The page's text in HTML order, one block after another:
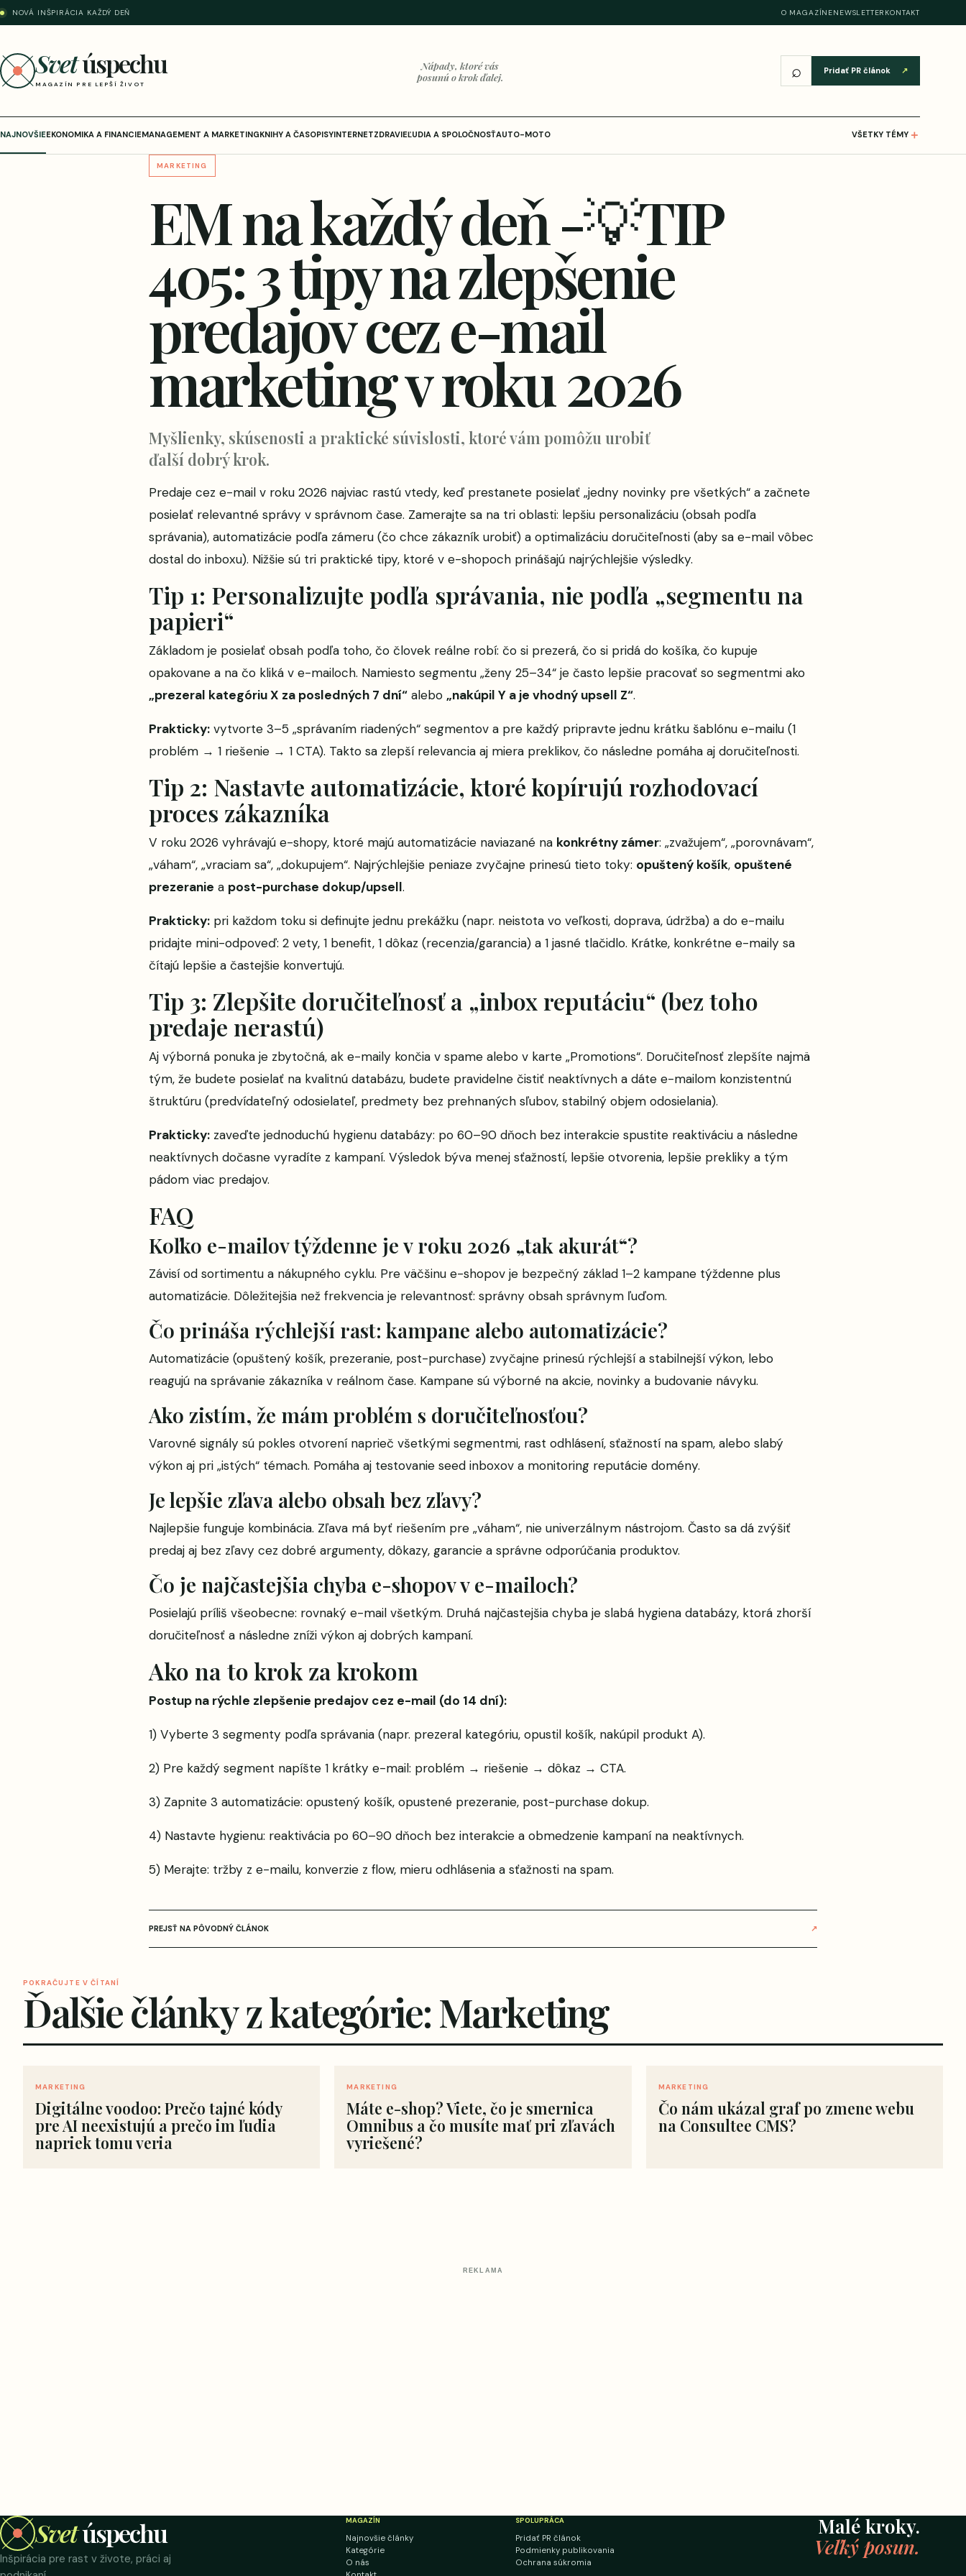
NOVÁ INŠPIRÁCIA KAŽDÝ DEŇ O MAGAZÍNENEWSLETTER KONTAKT
Svetúspechu
MAGAZÍN PRE LEPŠÍ ŽIVOT
Nápady, ktoré vás
posunú o krok ďalej.
⌕ Pridať PR článok ↗
NAJNOVŠIEEKONOMIKA A FINANCIEMANAGEMENT A MARKETINGKNIHY A ČASOPISYINTERNETZDRAVIEĽUDIA A SPOLOČNOSŤAUTO-MOTO VŠETKY TÉMY ＋
MARKETING
EM na každý deň -💡TIP
405: 3 tipy na zlepšenie
predajov cez e-mail
marketing v roku 2026
Myšlienky, skúsenosti a praktické súvislosti, ktoré vám pomôžu urobiť
ďalší dobrý krok.
Predaje cez e-mail v roku 2026 najviac rastú vtedy, keď prestanete posielať „jedny novinky pre všetkých“ a začnete
posielať relevantné správy v správnom čase. Zamerajte sa na tri oblasti: lepšiu personalizáciu (obsah podľa
správania), automatizácie podľa zámeru (čo chce zákazník urobiť) a optimalizáciu doručiteľnosti (aby sa e-mail vôbec
dostal do inboxu). Nižšie sú tri praktické tipy, ktoré v e-shopoch prinášajú najrýchlejšie výsledky.
Tip 1: Personalizujte podľa správania, nie podľa „segmentu na
papieri“
Základom je posielať obsah podľa toho, čo človek reálne robí: čo si prezerá, čo si pridá do košíka, čo kupuje
opakovane a na čo kliká v e-mailoch. Namiesto segmentu „ženy 25–34“ je často lepšie pracovať so segmentmi ako
„prezeral kategóriu X za posledných 7 dní“ alebo „nakúpil Y a je vhodný upsell Z“.
Prakticky: vytvorte 3–5 „správaním riadených“ segmentov a pre každý pripravte jednu krátku šablónu e-mailu (1
problém → 1 riešenie → 1 CTA). Takto sa zlepší relevancia aj miera preklikov, čo následne pomáha aj doručiteľnosti.
Tip 2: Nastavte automatizácie, ktoré kopírujú rozhodovací
proces zákazníka
V roku 2026 vyhrávajú e-shopy, ktoré majú automatizácie naviazané na konkrétny zámer: „zvažujem“, „porovnávam“,
„váham“, „vraciam sa“, „dokupujem“. Najrýchlejšie peniaze zvyčajne prinesú tieto toky: opuštený košík, opuštené
prezeranie a post-purchase dokup/upsell.
Prakticky: pri každom toku si definujte jednu prekážku (napr. neistota vo veľkosti, doprava, údržba) a do e-mailu
pridajte mini-odpoveď: 2 vety, 1 benefit, 1 dôkaz (recenzia/garancia) a 1 jasné tlačidlo. Krátke, konkrétne e-maily sa
čítajú lepšie a častejšie konvertujú.
Tip 3: Zlepšite doručiteľnosť a „inbox reputáciu“ (bez toho
predaje nerastú)
Aj výborná ponuka je zbytočná, ak e-maily končia v spame alebo v karte „Promotions“. Doručiteľnosť zlepšíte najmä
tým, že budete posielať na kvalitnú databázu, budete pravidelne čistiť neaktívnych a dáte e-mailom konzistentnú
štruktúru (predvídateľný odosielateľ, predmety bez prehnaných sľubov, stabilný objem odosielania).
Prakticky: zaveďte jednoduchú hygienu databázy: po 60–90 dňoch bez interakcie spustite reaktiváciu a následne
neaktívnych dočasne vyradíte z kampaní. Výsledok býva menej sťažností, lepšie otvorenia, lepšie prekliky a tým
pádom viac predajov.
FAQ
Koľko e-mailov týždenne je v roku 2026 „tak akurát“?
Závisí od sortimentu a nákupného cyklu. Pre väčšinu e-shopov je bezpečný základ 1–2 kampane týždenne plus
automatizácie. Dôležitejšia než frekvencia je relevantnosť: správny obsah správnym ľuďom.
Čo prináša rýchlejší rast: kampane alebo automatizácie?
Automatizácie (opuštený košík, prezeranie, post-purchase) zvyčajne prinesú rýchlejší a stabilnejší výkon, lebo
reagujú na správanie zákazníka v reálnom čase. Kampane sú výborné na akcie, novinky a budovanie návyku.
Ako zistím, že mám problém s doručiteľnosťou?
Varovné signály sú pokles otvorení naprieč všetkými segmentmi, rast odhlásení, sťažností na spam, alebo slabý
výkon aj pri „istých“ témach. Pomáha aj testovanie seed inboxov a monitoring reputácie domény.
Je lepšie zľava alebo obsah bez zľavy?
Najlepšie funguje kombinácia. Zľava má byť riešením pre „váham“, nie univerzálnym nástrojom. Často sa dá zvýšiť
predaj aj bez zľavy cez dobré argumenty, dôkazy, garancie a správne odporúčania produktov.
Čo je najčastejšia chyba e-shopov v e-mailoch?
Posielajú príliš všeobecne: rovnaký e-mail všetkým. Druhá najčastejšia chyba je slabá hygiena databázy, ktorá zhorší
doručiteľnosť a následne zníži výkon aj dobrých kampaní.
Ako na to krok za krokom
Postup na rýchle zlepšenie predajov cez e-mail (do 14 dní):
1) Vyberte 3 segmenty podľa správania (napr. prezeral kategóriu, opustil košík, nakúpil produkt A).
2) Pre každý segment napíšte 1 krátky e-mail: problém → riešenie → dôkaz → CTA.
3) Zapnite 3 automatizácie: opustený košík, opustené prezeranie, post-purchase dokup.
4) Nastavte hygienu: reaktivácia po 60–90 dňoch bez interakcie a obmedzenie kampaní na neaktívnych.
5) Merajte: tržby z e-mailu, konverzie z flow, mieru odhlásenia a sťažnosti na spam.
PREJSŤ NA PÔVODNÝ ČLÁNOK ↗
POKRAČUJTE V ČÍTANÍ
Ďalšie články z kategórie: Marketing
MARKETING
Digitálne voodoo: Prečo tajné kódy
pre AI neexistujú a prečo im ľudia
napriek tomu veria
MARKETING
Máte e-shop? Viete, čo je smernica
Omnibus a čo musíte mať pri zľavách
vyriešené?
MARKETING
Čo nám ukázal graf po zmene webu
na Consultee CMS?
REKLAMA
Svetúspechu
Inšpirácia pre rast v živote, práci aj
MAGAZÍN
Najnovšie články
Kategórie
O nás
SPOLUPRÁCA
Pridať PR článok
Podmienky publikovania
Ochrana súkromia
Malé kroky.
Veľký posun.